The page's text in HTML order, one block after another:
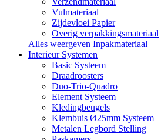
Vulmateriaal
Zijdevloei Papier
Overig verpakkingsmateriaal
Alles weergeven Inpakmateriaal
Interieur Systemen
Basic Systeem
Draadroosters
Duo-Trio-Quadro
Element Systeem
Kledingbeugels
Klembuis Ø25mm Systeem
Metalen Legbord Stelling